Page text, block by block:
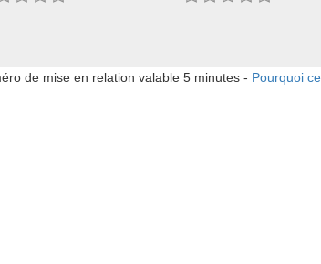
de mise en relation valable 5 minutes - Pourquoi